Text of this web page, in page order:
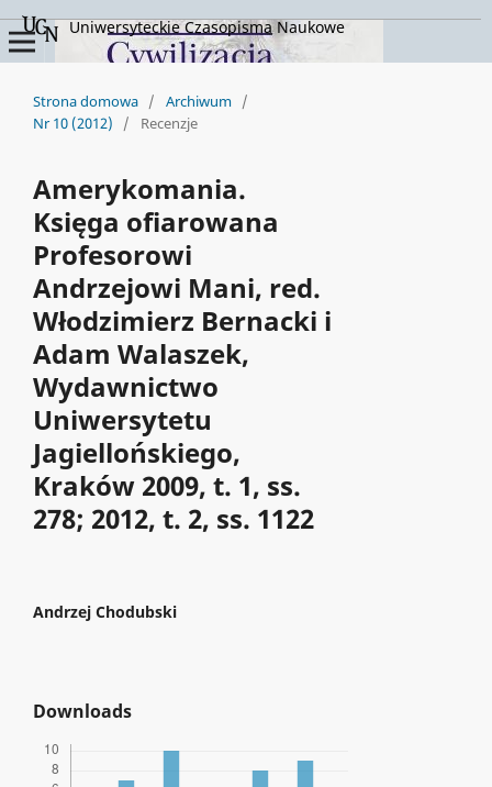
Uniwersyteckie Czasopisma Naukowe
Strona domowa / Archiwum /
Nr 10 (2012)
/ Recenzje
Amerykomania.
Księga ofiarowana
Profesorowi
Andrzejowi Mani, red.
Włodzimierz Bernacki i
Adam Walaszek,
Wydawnictwo
Uniwersytetu
Jagiellońskiego,
Kraków 2009, t. 1, ss.
278; 2012, t. 2, ss. 1122
Andrzej Chodubski
Downloads